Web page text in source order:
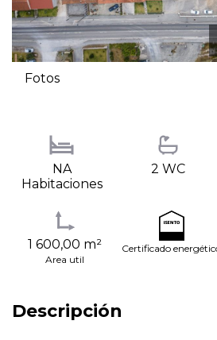
Fotos
NA
Habitaciones
2 WC
1 600,00 m²
Area util
Certificado
Descripción